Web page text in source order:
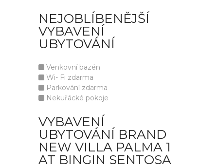
NEJOBLÍBENĚJŠÍ
VYBAVENÍ
UBYTOVÁNÍ
Venkovní bazén
Wi- Fi zdarma
Parkování zdarma
Nekuřácké pokoje
VYBAVENÍ
UBYTOVÁNÍ BRAND
NEW VILLA PALMA 1
AT BINGIN SENTOSA